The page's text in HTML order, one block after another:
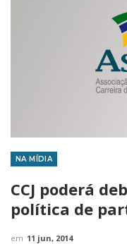
NA MÍDIA
CCJ poderá
política de
em 11 jun, 2014